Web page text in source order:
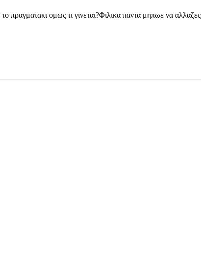
ομως τι γινεται?Φιλικα παντα μηπωε να